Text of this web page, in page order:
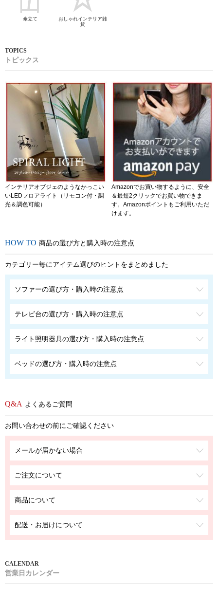
傘立て
おしゃれインテリア雑
貨
トピックス
インテリアオブジェのようなかっこい
いLEDフロアライト（リモコン付・調
光＆調色可能）
Amazonでお買い物するように、安全
＆最短2クリックでお買い物できま
す。Amazonポイントもご利用いただ
けます。
商品の選び方と購入時の注意点
カテゴリー毎にアイテム選びのヒントをまとめました
ソファーの選び方・購入時の注意点
テレビ台の選び方・購入時の注意点
ライト照明器具の選び方・購入時の注意点
ベッドの選び方・購入時の注意点
よくあるご質問
お問い合わせの前にご確認ください
メールが届かない場合
ご注文について
商品について
配送・お届けについて
営業日カレンダー